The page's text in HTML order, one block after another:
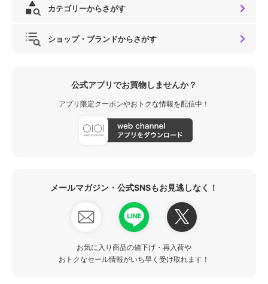
カテゴリーからさがす
ショップ・ブランドからさがす
公式アプリでお買物しませんか？
アプリ限定クーポンやおトクな情報を配信中！
メールマガジン・公式SNSもお見逃しなく！
お気に入り商品の値下げ・再入荷や
おトクなセール情報がいち早く受け取れます！